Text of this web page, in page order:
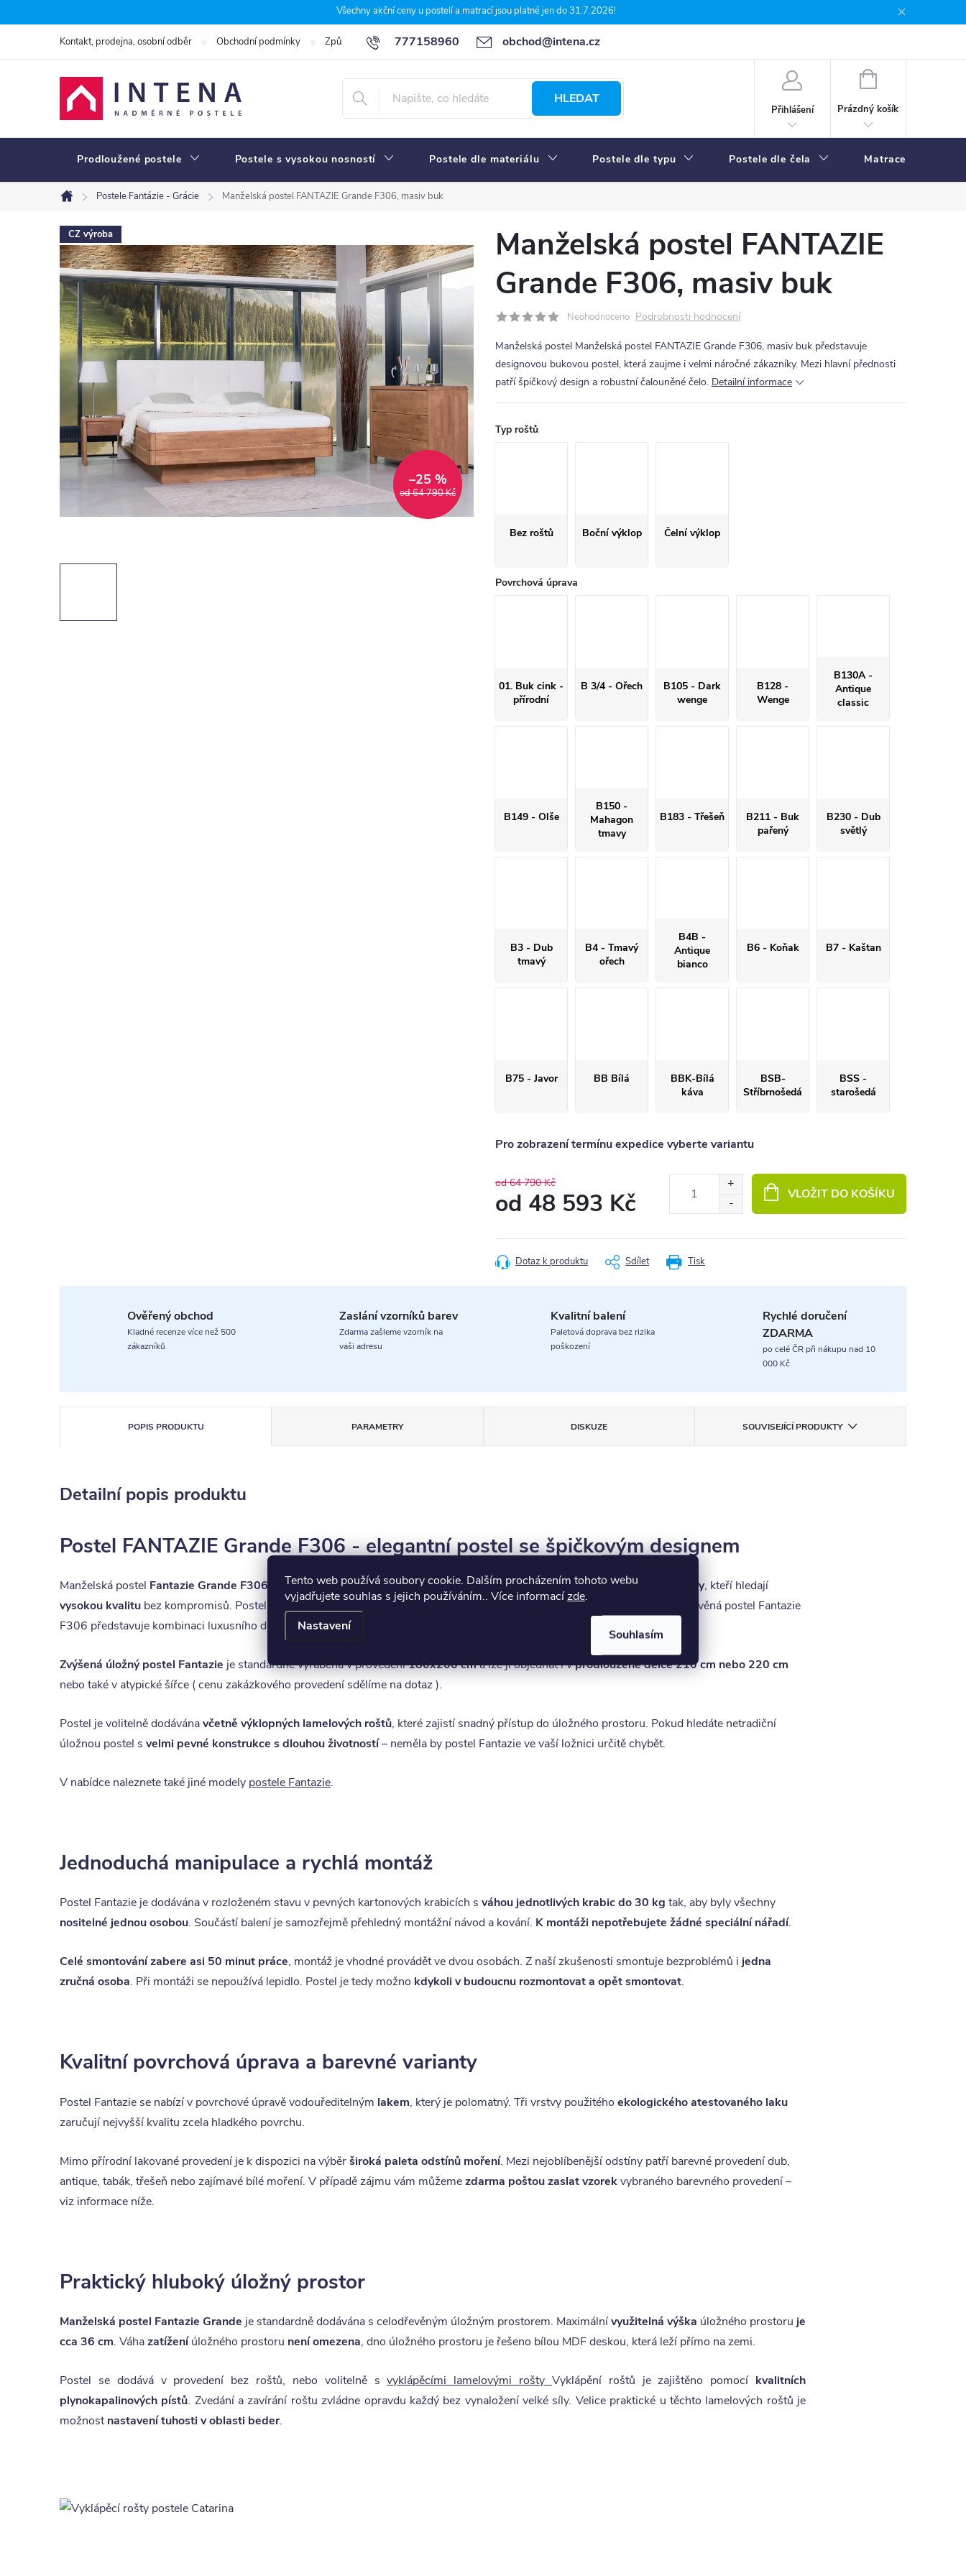
Tento web používá soubory cookie. Dalším procházením tohoto webu
vyjadřujete souhlas s jejich používáním.. Více informacízde.
Nastavení
Souhlasím
na
Všechny akční ceny u postelí a matrací jsou platné jen do 31.7.2026!
777158960 obchod@intena.cz
Kontakt, prodejna, osobní odběr Obchodní podmínky Způsoby a ceny dopravy 7 důvodů, proč nakupit u Intena nábytek
HLEDAT
Přihlášení
NÁKUPNÍ
Prázdný košík
Prodloužené postele Postele s vysokou nosností Postele dle materiálu Postele dle typu Postele dle čela Matrace
Domů
Postele Fantázie - Grácie Manželská postel FANTAZIE Grande F306, masiv buk
CZ výroba
od 64 790 Kč
–25 %
Manželská postel FANTAZIE
Grande F306, masiv buk
Neohodnoceno Podrobnosti hodnocení
Manželská postel Manželská postel FANTAZIE Grande F306, masiv buk představuje
designovou bukovou postel, která zaujme i velmi náročné zákazníky. Mezi hlavní přednosti
patří špičkový design a robustní čalouněné čelo. Detailní informace
Typ roštů
Bez roštů Boční výklop Čelní výklop
Povrchová úprava
01. Buk cink -
přírodní
B 3/4 - Ořech
B105 - Dark
wenge
B128 -
Wenge
B130A -
Antique
classic
B149 - Olše
B150 -
Mahagon
tmavy
B183 - Třešeň
B211 - Buk
pařený
B230 - Dub
světlý
B3 - Dub
tmavý
B4 - Tmavý
ořech
B4B -
Antique
bianco
B6 - Koňak B7 - Kaštan
B75 - Javor BB Bílá
BBK-Bílá
káva
BSB-
Stříbrnošedá
BSS -
starošedá
Pro zobrazení termínu expedice vyberte variantu
od 64 790 Kč
od 48 593 Kč
cena:
VLOŽIT DO KOŠÍKU
Tisk
Dotaz k produktu Sdílet
Ověřený obchod
Kladné recenze více než 500
zákazníků
Zaslání vzorníků barev
Zdarma zašleme vzorník na
vaši adresu
Kvalitní balení
Paletová doprava bez rizika
poškození
Rychlé doručení
ZDARMA
po celé ČR při nákupu nad 10
000 Kč
POPIS PRODUKTU DISKUZE SOUVISEJÍCÍ PRODUKTY
PARAMETRY
Detailní popis produktu
Postel FANTAZIE Grande F306 - elegantní postel se špičkovým designem
Manželská postel Fantazie Grande F306 představuje deignovou postel v naší nabídce a osloví předevšímnáročnější zákazníky, kteří hledají
vysokou kvalitu bez kompromisů. Postel Fantazie je vyrobena z masivního bukového dřeva parketovém provedení cink
. Dřevěná postel Fantazie
F306 představuje kombinaci luxusního designu, špičkové kvality a precizního zpracování.
Zvýšená úložný postel Fantazie je standardně vyráběná v provedení180x200 cma lze ji objednat i vprodloužené délce 210 cm nebo 220 cm
nebo také v atypické šířce ( cenu zakázkového provedení sdělíme na dotaz ).
Postel je volitelně dodávánavčetně výklopných lamelových roštů, které zajistí snadný přístup do úložného prostoru. Pokud hledáte netradiční
úložnou postel s velmi pevné konstrukce s dlouhou životností– neměla by postel Fantazie ve vaší ložnici určitě chybět.
V nabídce naleznete také jiné modely postele Fantazie.
Jednoduchá manipulace a rychlá montáž
Postel Fantazie je dodávána v rozloženém stavu v pevných kartonových krabicích s váhou jednotlivých krabic do 30 kg tak, aby byly všechny
nositelné jednou osobou. Součástí balení je samozřejmě přehledný montážní návod a kování. K montáži nepotřebujete žádné speciální nářadí.
Celé smontování zabere asi 50 minut práce, montáž je vhodné provádět ve dvou osobách. Z naší zkušenosti smontuje bezproblémů ijedna
zručná osoba. Při montáži se nepoužívá lepidlo. Postel je tedy možno kdykoli v budoucnu rozmontovat a opět smontovat.
Kvalitní povrchová úprava a barevné varianty
Postel Fantazie se nabízí v povrchové úpravě vodouředitelným lakem, který je polomatný. Tři vrstvy použitého ekologického atestovaného laku
zaručují nejvyšší kvalitu zcela hladkého povrchu.
Mimo přírodní lakované provedení je k dispozici na výběrširoká paleta odstínů moření. Mezi nejoblíbenější odstíny patří barevné provedení dub,
antique, tabák, třešeň nebo zajímavé bílé moření. V případě zájmu vám můžemezdarma poštou zaslat vzorekvybraného barevného provedení –
viz informace níže.
Praktický hluboký úložný prostor
Manželská postel Fantazie Grande je standardně dodávána s celodřevěným úložným prostorem. Maximálnívyužitelná výška úložného prostoru je
cca 36 cm. Váhazatíženíúložného prostoru není omezena, dno úložného prostoru je řešeno bílou MDF deskou, která leží přímo na zemi.
Postel se dodává v provedení bez roštů, nebo volitelně svyklápěcími lamelovými rošty Vyklápění roštů je zajištěno pomocí kvalitních
plynokapalinových pístů. Zvedání a zavírání roštu zvládne opravdu každý bez vynaložení velké síly. Velice praktické u těchto lamelových roštů je
možnostnastavení tuhosti v oblasti beder.